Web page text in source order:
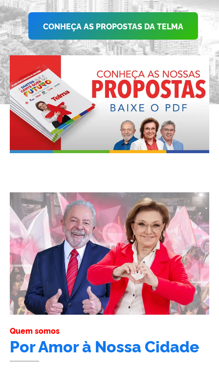
CONHEÇA AS PROPOSTAS DA TELMA
Quem somos
Por Amor à Nossa Cidade